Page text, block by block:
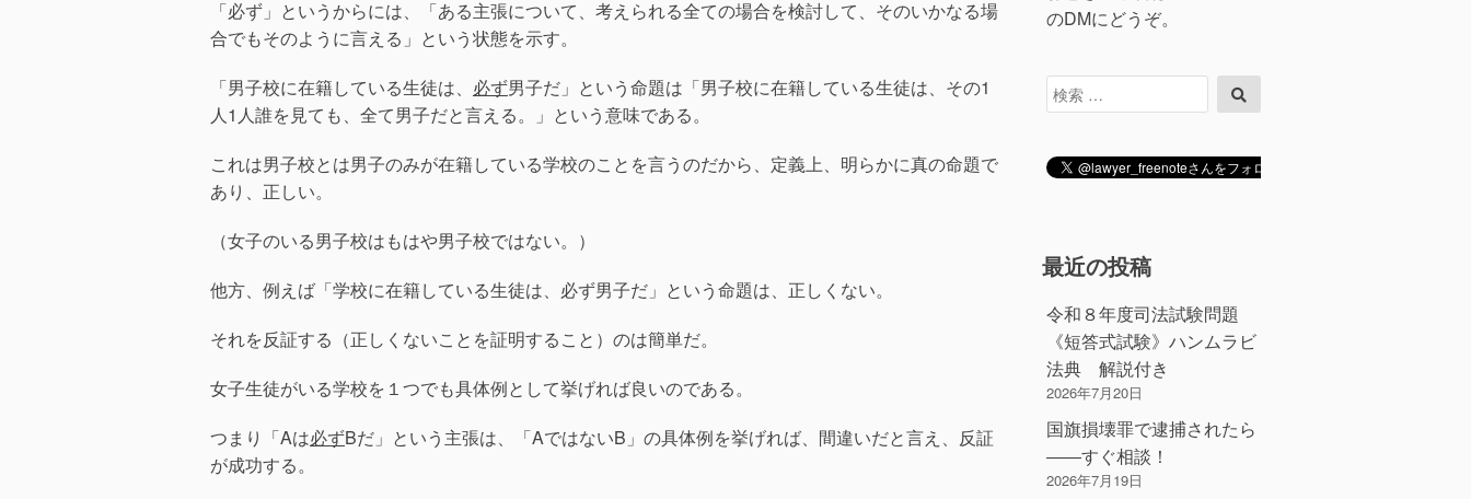
「必ず」というからには、「ある主張について、考えられる全ての場合を検討して、そのいかなる場
合でもそのように言える」という状態を示す。
「男子校に在籍している生徒は、 必ず男子だ」という命題は「男子校に在籍している生徒は、その1
人1人誰を見ても、全て男子だと言える。」という意味である。
これは男子校とは男子のみが在籍している学校のことを言うのだから、定義上、明らかに真の命題で
あり、正しい。
（女子のいる男子校はもはや男子校ではない。）
他方、例えば「学校に在籍している生徒は、必ず男子だ」という命題は、正しくない。
それを反証する（正しくないことを証明すること）のは簡単だ。
女子生徒がいる学校を１つでも具体例として挙げれば良いのである。
つまり「Aは必ずBだ」という主張は、「AではないB」の具体例を挙げれば、間違いだと言え、反証
が成功する。
のDMにどうぞ。
検
索
索
最近の投稿
令和８年度司法試験問題
《短答式試験》ハンムラビ
法典 解説付き
2026年7月20日
国旗損壊罪で逮捕されたら
――すぐ相談！
2026年7月19日